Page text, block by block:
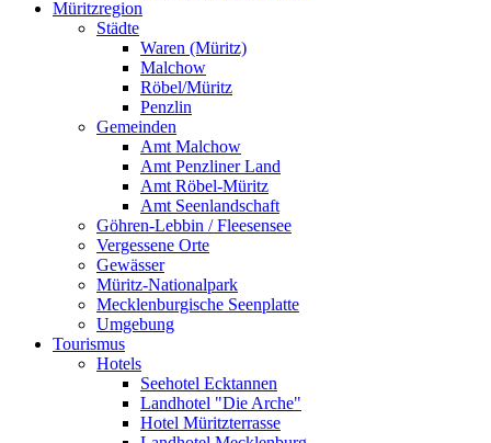
Müritzregion
Städte
Waren (Müritz)
Malchow
Röbel/Müritz
Penzlin
Gemeinden
Amt Malchow
Amt Penzliner Land
Amt Röbel-Müritz
Amt Seenlandschaft
Göhren-Lebbin / Fleesensee
Vergessene Orte
Gewässer
Müritz-Nationalpark
Mecklenburgische Seenplatte
Umgebung
Tourismus
Hotels
Seehotel Ecktannen
Landhotel "Die Arche"
Hotel Müritzterrasse